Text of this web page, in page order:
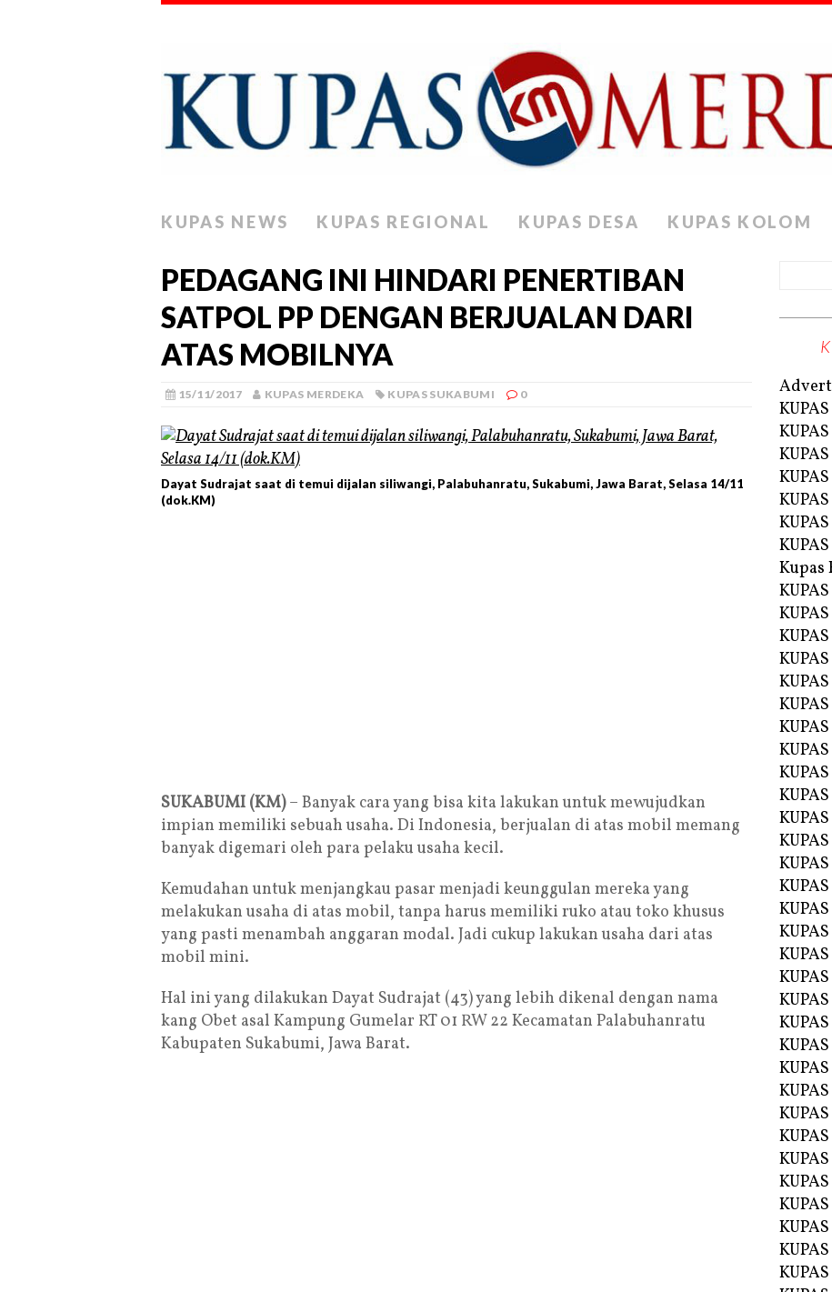
KUPAS NEWS KUPAS REGIONAL KUPAS DESA KUPAS KOLOM
PEDAGANG INI HINDARI PENERTIBAN
SATPOL PP DENGAN BERJUALAN DARI
ATAS MOBILNYA
15/11/2017 KUPAS MERDEKA KUPAS SUKABUMI 0
Dayat Sudrajat saat di temui dijalan siliwangi, Palabuhanratu, Sukabumi, Jawa Barat, Selasa 14/11
(dok.KM)
SUKABUMI (KM)– Banyak cara yang bisa kita lakukan untuk mewujudkan
impian memiliki sebuah usaha. Di Indonesia, berjualan di atas mobil memang
banyak digemari oleh para pelaku usaha kecil.
Kemudahan untuk menjangkau pasar menjadi keunggulan mereka yang
melakukan usaha di atas mobil, tanpa harus memiliki ruko atau toko khusus
yang pasti menambah anggaran modal. Jadi cukup lakukan usaha dari atas
mobil mini.
Hal ini yang dilakukan Dayat Sudrajat (43) yang lebih dikenal dengan nama
kang Obet asal Kampung Gumelar RT 01 RW 22 Kecamatan Palabuhanratu
Kabupaten Sukabumi, Jawa Barat.
Kupas